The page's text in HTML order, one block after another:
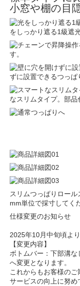
小窓や棚の目
をしっかり遮る1級遮
す。
ずに設置できるつっぱ
なスリムタイプ。部品
スリムつっぱりロール
mm単位で採寸してく
仕様変更のお知らせ
2025年10月中旬頃よ
【変更内容】
ボトムバー：下部溝
へ変更となります。
これからもお客様の
サービスの向上に努め